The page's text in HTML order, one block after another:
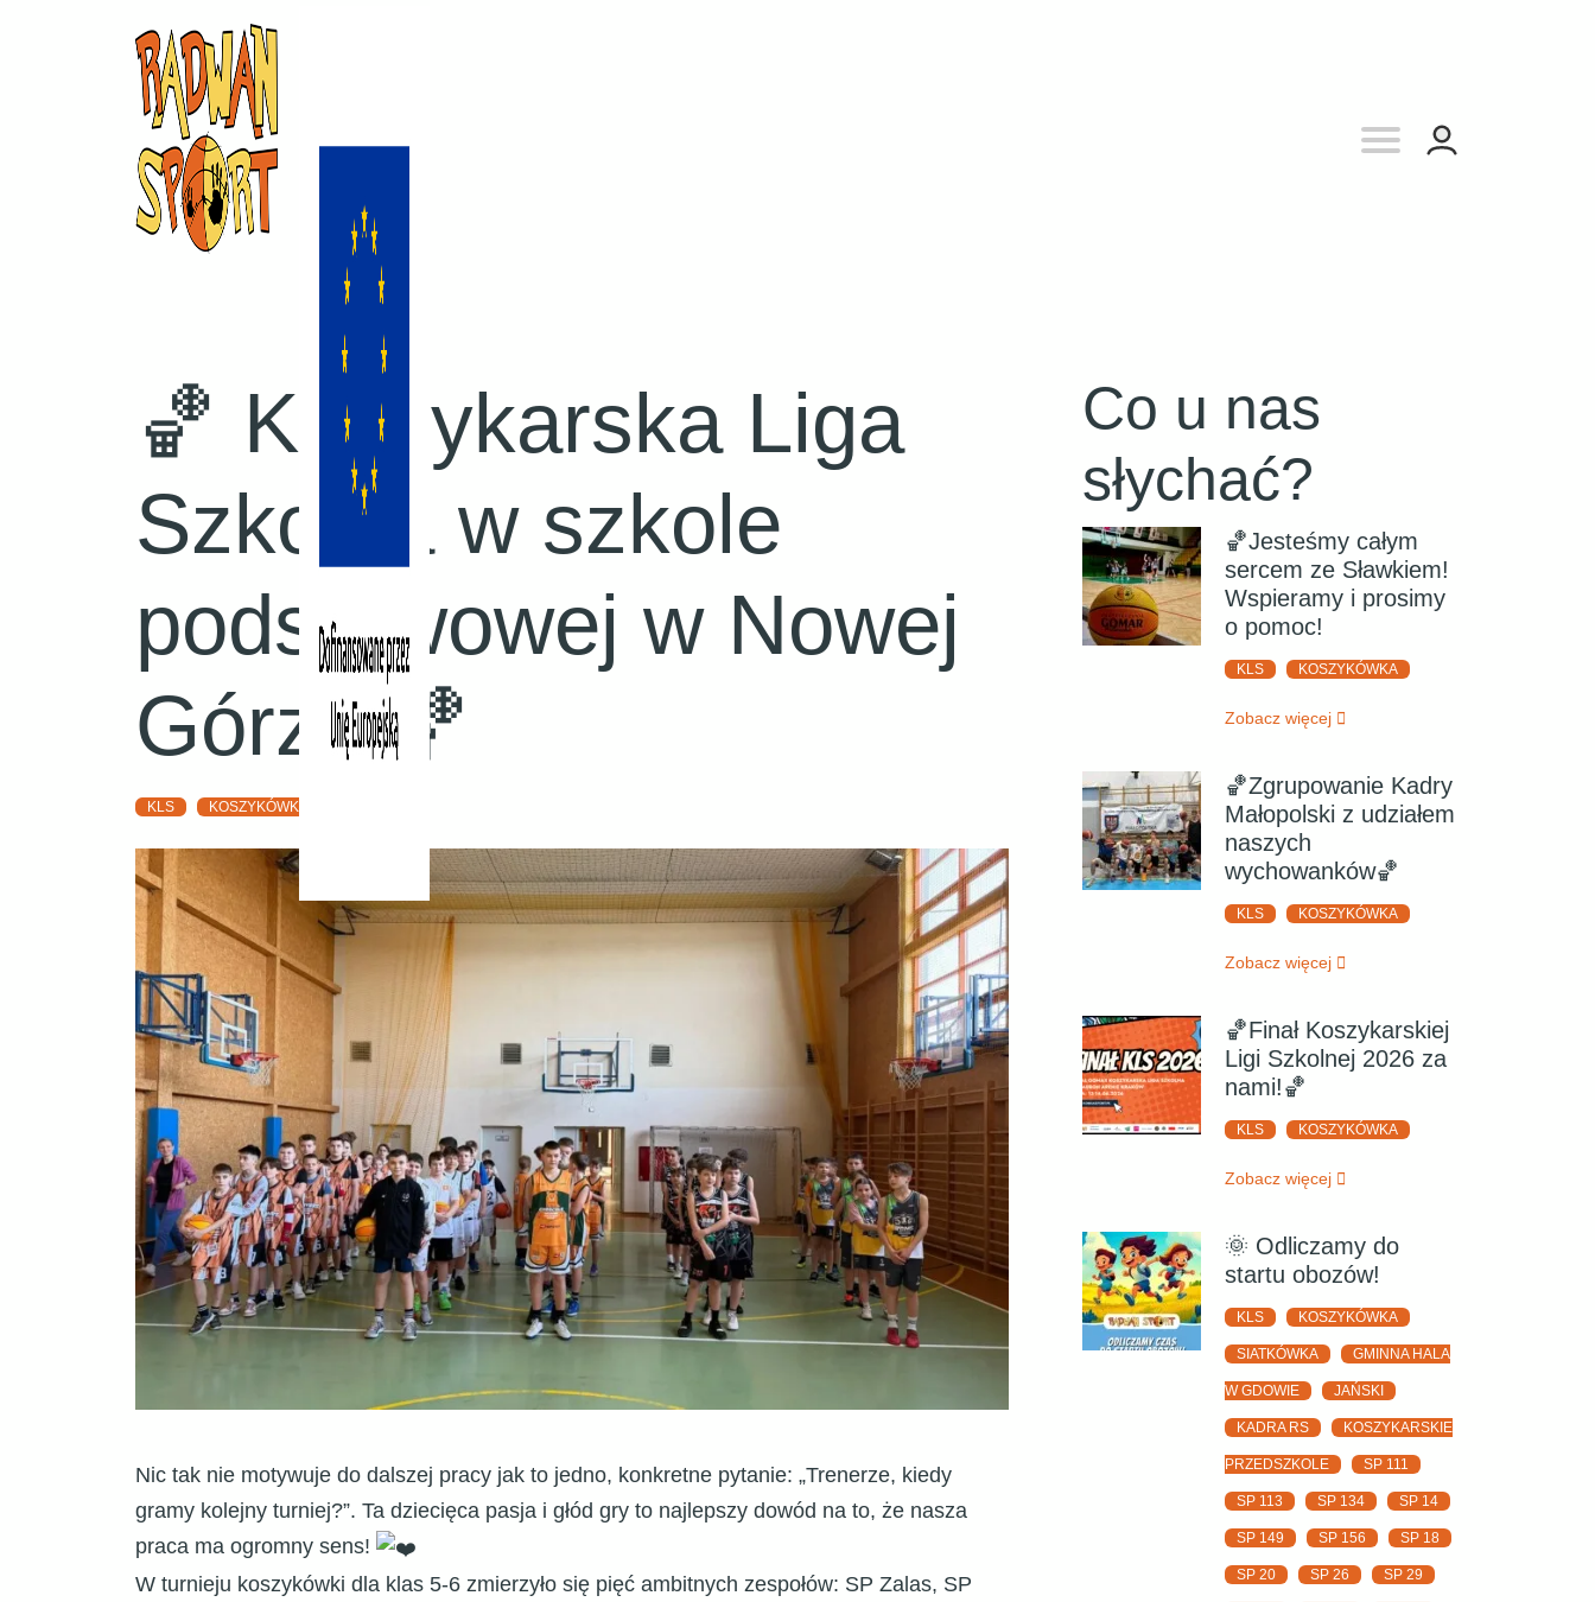
🏀 Koszykarska Liga
Szkolna w szkole
podstawowej w Nowej
Górze 🏀
KLS KOSZYKÓWKA
Nic tak nie motywuje do dalszej pracy jak to jedno, konkretne pytanie: „Trenerze, kiedy
gramy kolejny turniej?”. Ta dziecięca pasja i głód gry to najlepszy dowód na to, że nasza
praca ma ogromny sens!
​W turnieju koszykówki dla klas 5-6 zmierzyło się pięć ambitnych zespołów: SP Zalas, SP
Co u nas
słychać?
🏀Jesteśmy całym
sercem ze Sławkiem!
Wspieramy i prosimy
o pomoc!
KLS KOSZYKÓWKA
Zobacz więcej
🏀Zgrupowanie Kadry
Małopolski z udziałem
naszych
wychowanków🏀
KLS KOSZYKÓWKA
Zobacz więcej
🏀Finał Koszykarskiej
Ligi Szkolnej 2026 za
nami!🏀
KLS KOSZYKÓWKA
Zobacz więcej
🌞 Odliczamy do
startu obozów!
KLS KOSZYKÓWKA
SIATKÓWKA GMINNA HALA
W GDOWIE JAŃSKI
KADRA RS KOSZYKARSKIE
PRZEDSZKOLE SP 111
SP 113 SP 134 SP 14
SP 149 SP 156 SP 18
SP 20 SP 26 SP 29